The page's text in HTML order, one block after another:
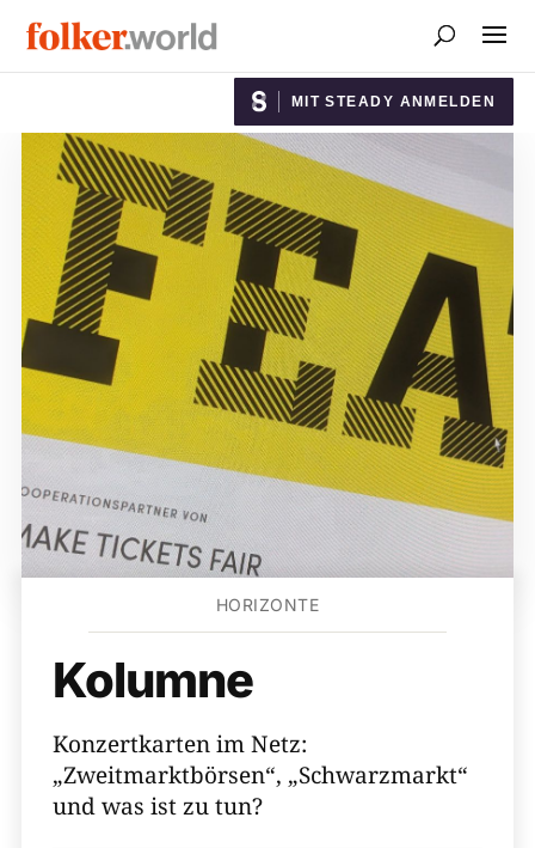
MIT STEADY ANMELDEN
HORIZONTE
Kolumne
Konzertkarten im Netz:
„Zweitmarktbörsen“, „Schwarzmarkt“
und was ist zu tun?